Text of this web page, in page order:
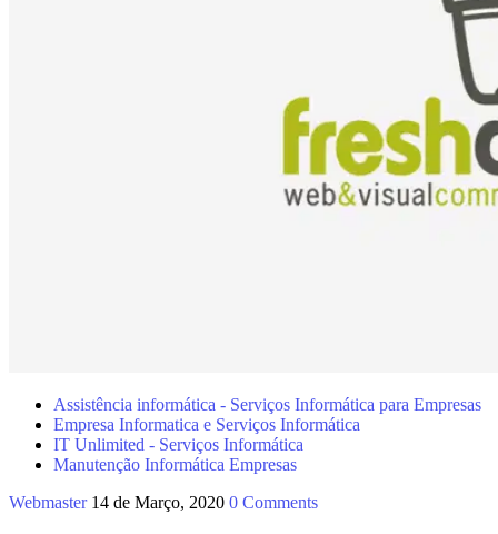
Assistência informática - Serviços Informática para Empresas
Empresa Informatica e Serviços Informática
IT Unlimited - Serviços Informática
Manutenção Informática Empresas
Webmaster 14 de Março, 2020 0 Comments